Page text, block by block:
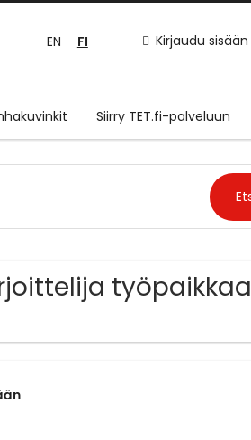
Kirjaudu sisään
EN FI
Siirry TET.fi-palveluun
työpaikkaa